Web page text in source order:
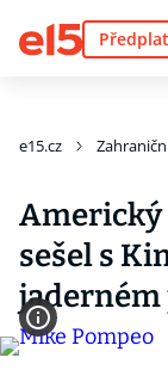
e15.cz
sešel s
jaderném